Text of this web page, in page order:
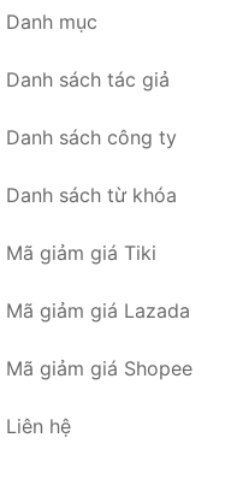
Danh mục
Danh sách tác giả
Danh sách công ty
Danh sách từ khóa
Mã giảm giá Tiki
Mã giảm giá Lazada
Mã giảm giá Shopee
Liên hệ